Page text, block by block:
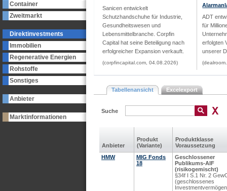
Container
Zweitmarkt
Direktinvestments
Immobilien
Regenerative Energien
Rohstoffe
Sonstiges
Anbieter
Marktinformationen
Sanicen entwickelt
Schutzhandschuhe für Industrie,
Gesundheitswesen und
Lebensmittelbranche. Corpfin
Capital hat seine Beteiligung nach
erfolgreicher Expansion verkauft.
(corpfincapital.com, 04.08.2026)
ADT
für
erfolgten
unserer
Tabellenansicht Excelexport
Suche
Anbieter
Produkt
(Variante)
Produkt­klasse
Voraus­setzung
HMW
MIG Fonds
18
Geschlossener
Publikums-AIF
(risikogemischt)
§34f I S.1 Nr. 2
(geschlossenes